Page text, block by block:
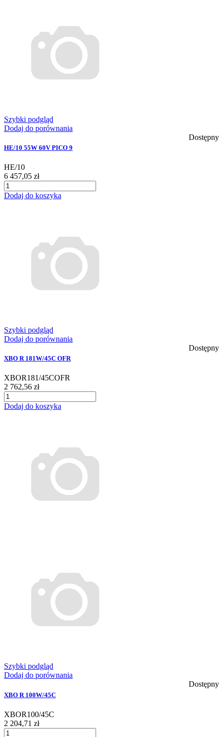
Szybki podgląd
Dodaj do porównania
Dostępny
HE/10 55W 60V PICO 9
HE/10
6 457,05 zł
Dodaj do koszyka
Szybki podgląd
Dodaj do porównania
Dostępny
XBO R 181W/45C OFR
XBOR181/45COFR
2 762,56 zł
Dodaj do koszyka
Szybki podgląd
Dodaj do porównania
Dostępny
XBO R 100W/45C
XBOR100/45C
2 204,71 zł